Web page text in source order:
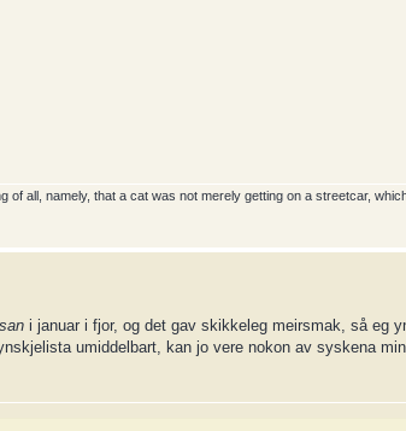
all, namely, that a cat was not merely getting on a streetcar,
i januar i fjor, og det gav skikkeleg meirsmak, så eg
umiddelbart, kan jo vere nokon av syskena